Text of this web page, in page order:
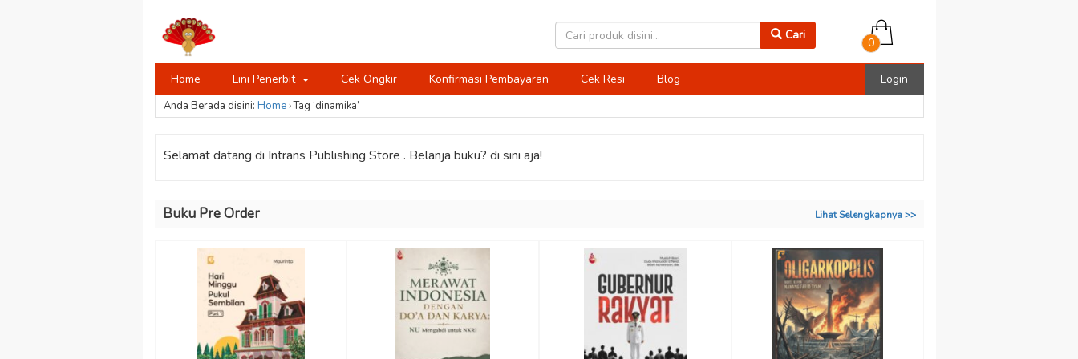
Cari
0
Home Lini Penerbit Cek Ongkir Konfirmasi Pembayaran Cek Resi Blog Login
Anda Berada disini: Home›Tag ‘dinamika’
Selamat datang di Intrans Publishing Store . Belanja buku? di sini aja!
Buku Pre Order Lihat Selengkapnya >>